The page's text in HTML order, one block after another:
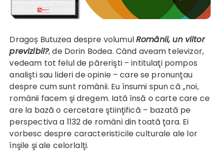
Dragoș Butuzea despre volumulRomânii, un viitor
previzibil?, de Dorin Bodea. Când aveam televizor,
vedeam tot felul de părerişti – intitulaţi pompos
analişti sau lideri de opinie – care se pronunţau
despre cum sunt românii. Eu însumi spun că „noi,
românii facem şi dregem. Iată însă o carte care ce
are la bază o cercetare ştiinţifică – bazată pe
perspectiva a 1132 de români din toată ţara. Ei
vorbesc despre caracteristicile culturale ale lor
înşile şi ale celorlalţi.